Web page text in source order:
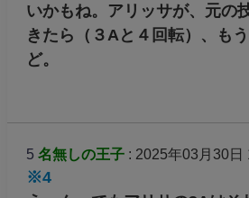
いかもね。アリッサが、元の
きたら（３Aと４回転）、も
ど。
5 名無しの王子: 2025年03月30日
※4